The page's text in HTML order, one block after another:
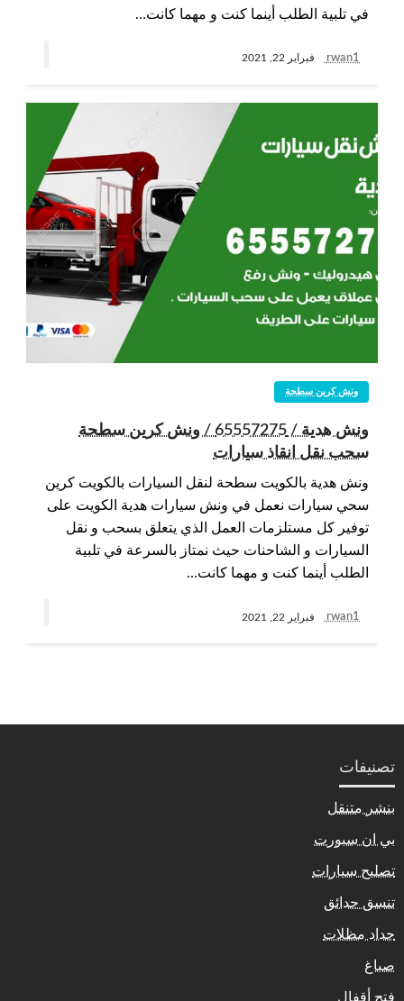
في تلبية الطلب أينما كنت و مهما كانت…
rwan1 فبراير 22, 2021
ونش كرين سطحة
ونش هدية / 65557275 / ونش كرين سطحة
سحب نقل انقاذ سيارات
ونش هدية بالكويت سطحة لنقل السيارات بالكويت كرين
سحي سيارات نعمل في ونش سيارات هدية الكويت على
توفير كل مستلزمات العمل الذي يتعلق بسحب و نقل
السيارات و الشاحنات حيث نمتاز بالسرعة في تلبية
الطلب أينما كنت و مهما كانت…
rwan1 فبراير 22, 2021
تصنيفات
بنشر متنقل
بي ان سبورت
تصليح سيارات
تنسق حدائق
حداد مظلات
صباغ
فتح أقفال